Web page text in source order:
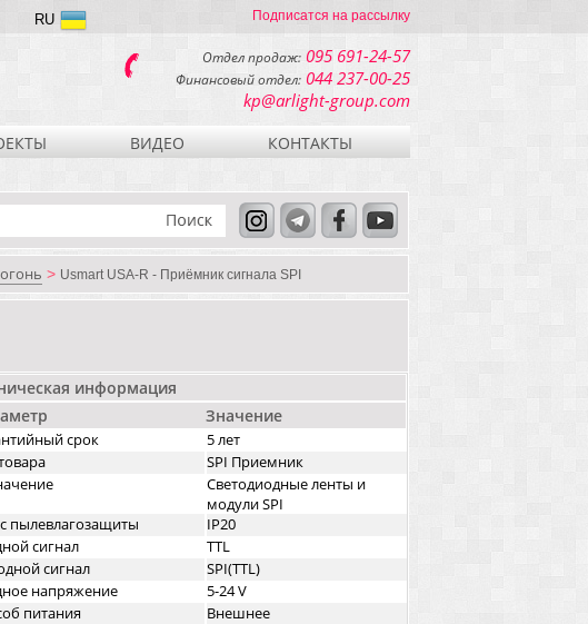
Подписатся на рассылку
RU
Отдел продаж: 095 691-24-57
Финансовый отдел: 044 237-00-25
kp@arlight-group.com
ВИДЕО КОНТАКТЫ
> Usmart USA-R - Приёмник сигнала SPI
информация
Значение
срок
5 лет
SPI Приемник
Светодиодные ленты и
модули SPI
пылевлагозащиты
IP20
сигнал
TTL
сигнал
SPI(TTL)
напряжение
5-24 V
питания
Внешнее